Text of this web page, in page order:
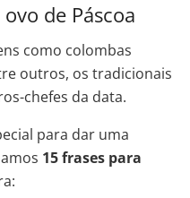
de Páscoa
como colombas
outros, os tradicionais
chefes da data.
para dar uma
15 frases para